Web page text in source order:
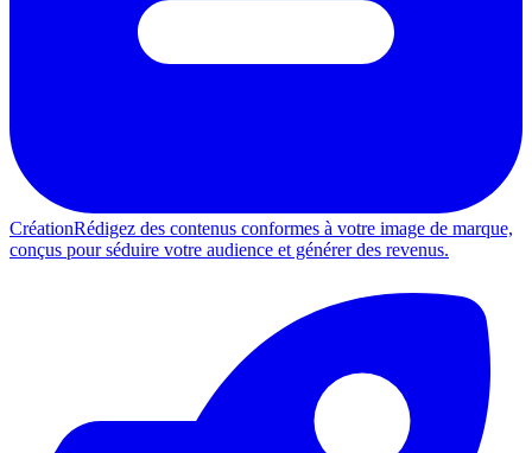
CréationRédigez des contenus conformes à votre image de marque,
conçus pour séduire votre audience et générer des revenus.